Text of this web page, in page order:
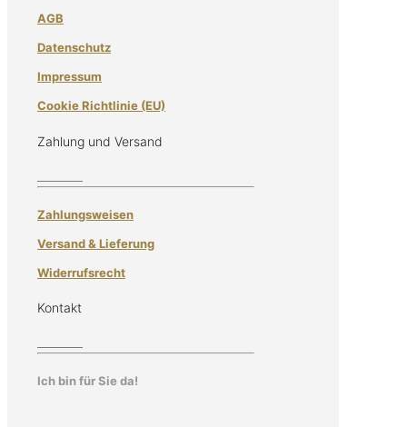
AGB
Datenschutz
Impressum
Cookie Richtlinie (EU)
Zahlung und Versand
Zahlungsweisen
Versand & Lieferung
Widerrufsrecht
Kontakt
Ich bin für Sie da!